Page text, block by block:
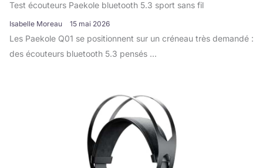
Test écouteurs Paekole bluetooth 5.3 sport sans fil
Isabelle Moreau 15 mai 2026
Les Paekole Q01 se positionnent sur un créneau très demandé :
des écouteurs bluetooth 5.3 pensés ...